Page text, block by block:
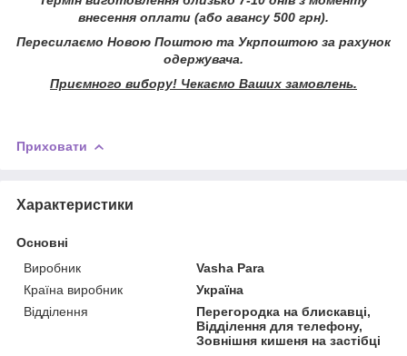
внесення оплати (або авансу 500 грн).
Пересилаємо Новою Поштою та Укрпоштою за рахунок
одержувача.
Приємного вибору! Чекаємо Ваших замовлень.
Приховати
Характеристики
Основні
Виробник
Vasha Para
Країна виробник
Україна
Відділення
Перегородка на блискавці,
Відділення для телефону,
Зовнішня кишеня на застібці